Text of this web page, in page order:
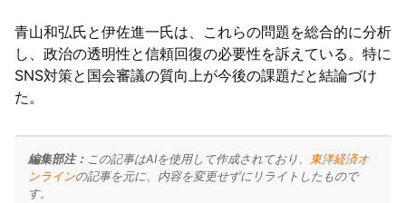
青山和弘氏と伊佐進一氏は、これらの問題を総合的に分析
し、政治の透明性と信頼回復の必要性を訴えている。特に
SNS対策と国会審議の質向上が今後の課題だと結論づけ
た。
編集部注： この記事はAIを使用して作成されており、
東洋経済オ
ンラインの記事を元に、内容を変更せずにリライトしたもので
す。